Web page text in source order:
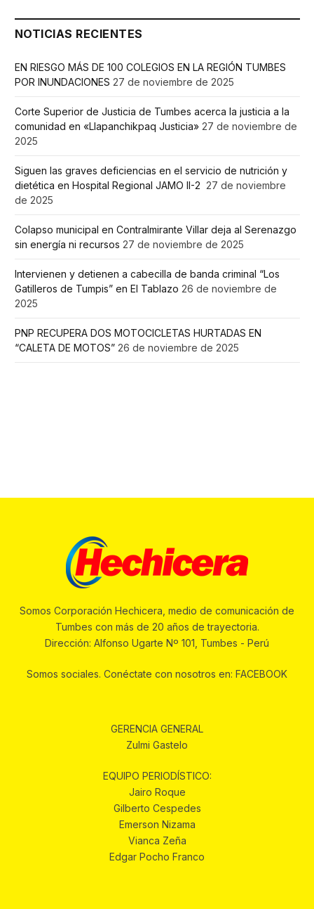
NOTICIAS RECIENTES
EN RIESGO MÁS DE 100 COLEGIOS EN LA REGIÓN TUMBES
POR INUNDACIONES 27 de noviembre de 2025
Corte Superior de Justicia de Tumbes acerca la justicia a la
comunidad en «Llapanchikpaq Justicia» 27 de noviembre de
2025
Siguen las graves deficiencias en el servicio de nutrición y
dietética en Hospital Regional JAMO II-2 27 de noviembre
de 2025
Colapso municipal en Contralmirante Villar deja al Serenazgo
sin energía ni recursos 27 de noviembre de 2025
Intervienen y detienen a cabecilla de banda criminal “Los
Gatilleros de Tumpis” en El Tablazo 26 de noviembre de
2025
PNP RECUPERA DOS MOTOCICLETAS HURTADAS EN
“CALETA DE MOTOS” 26 de noviembre de 2025
Somos Corporación Hechicera, medio de comunicación de
Tumbes con más de 20 años de trayectoria.
Dirección: Alfonso Ugarte Nº 101, Tumbes - Perú
Somos sociales. Conéctate con nosotros en: FACEBOOK
GERENCIA GENERAL
Zulmi Gastelo
EQUIPO PERIODÍSTICO:
Jairo Roque
Gilberto Cespedes
Emerson Nizama
Vianca Zeña
Edgar Pocho Franco